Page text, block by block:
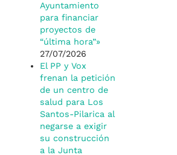
Ayuntamiento
para financiar
proyectos de
“última hora”»
27/07/2026
El PP y Vox
frenan la petición
de un centro de
salud para Los
Santos-Pilarica al
negarse a exigir
su construcción
a la Junta